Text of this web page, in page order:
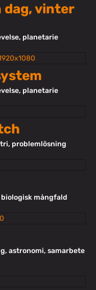
dag, vinter
planetarie
planetarie
problemlösning
mångfald
astronomi, samarbete